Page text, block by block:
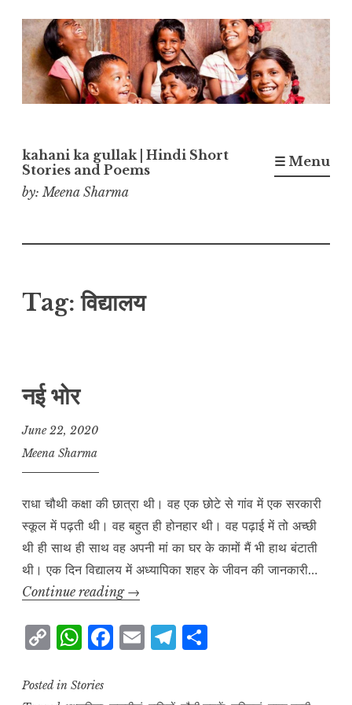
Skip
to
content
kahani ka gullak | Hindi Short
Stories and Poems
by: Meena Sharma
☰ Menu
Tag:विद्यालय
नई भोर
June 22, 2020
Meena Sharma
राधा चौथी कक्षा की छात्रा थी। वह एक छोटे से गांव में एक सरकारी
स्कूल में पढ़ती थी। वह बहुत ही होनहार थी। वह पढ़ाई में तो अच्छी
थी ही साथ ही साथ वह अपनी मां का घर के कामों मैं भी हाथ बंटाती
थी। एक दिन विद्यालय में अध्यापिका शहर के जीवन की जानकारी…
Continue reading नई
→
C
p
W
at
F
E
T
Posted in Stories